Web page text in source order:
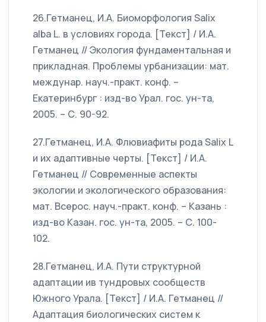
26.Гетманец, И.А. Биоморфология Salix
alba L. в условиях города. [Текст] / И.А.
Гетманец // Экология фундаментальная и
прикладная. Проблемы урбанизации: мат.
междунар. науч.-практ. конф. –
Екатеринбург : изд-во Урал. гос. ун-та,
2005. – С. 90-92.
27.Гетманец, И.А. Флювиафиты рода Salix L
и их адаптивные черты. [Текст] / И.А.
Гетманец // Современные аспекты
экологии и экологического образования:
мат. Всерос. науч.-практ. конф. – Казань :
изд-во Казан. гос. ун-та, 2005. – С. 100-
102.
28.Гетманец, И.А. Пути структурной
адаптации ив тундровых сообществ
Южного Урала. [Текст] / И.А. Гетманец //
Адаптация биологических систем к